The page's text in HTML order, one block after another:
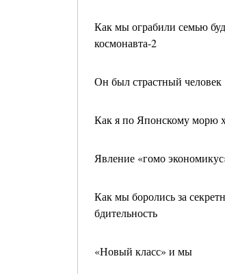
Как мы ограбили семью
космонавта-2
Он был страстный человек
Как я по Японскому морю
Явление «гомо
Как мы боролись за
бдительность
«Новый класс» и мы